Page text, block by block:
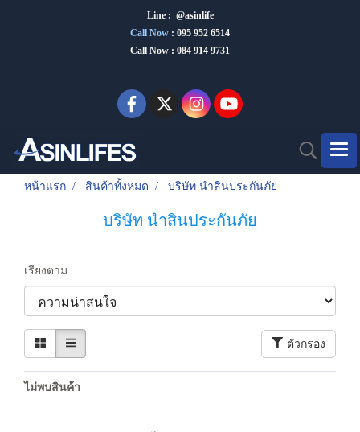
Line : @asinlife
Call Now : 095 952 6514
Call Now : 084 914 9731
หน้าแรก สินค้าทั้งหมด บริษัท นำสินประกันภัย
บริษัท นำสินประกันภัย
เรียงตาม
ตัวกรอง
ไม่พบสินค้า